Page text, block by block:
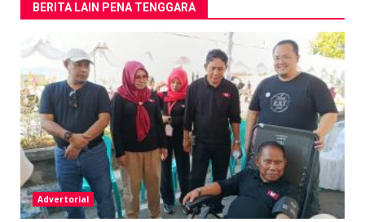
BERITA LAIN PENA TENGGARA
Advertorial